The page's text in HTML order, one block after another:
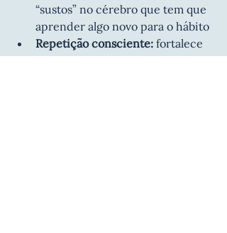
“sustos” no cérebro que tem que
aprender algo novo para o hábito
Repetição consciente: fortalece
os novos caminhos neuronais.